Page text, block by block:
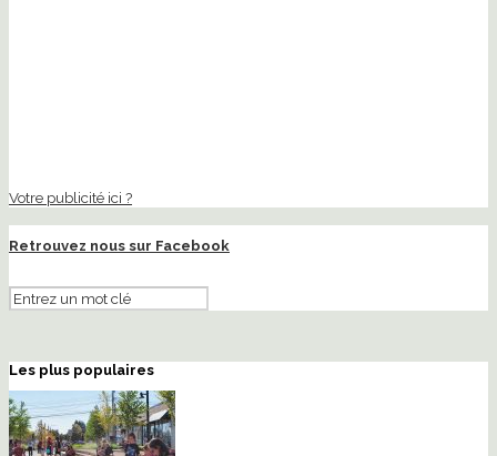
Votre publicité ici ?
Retrouvez nous sur Facebook
Les plus populaires